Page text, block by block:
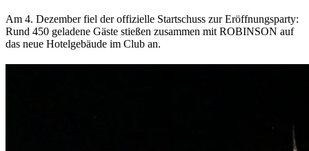
Am 4. Dezember fiel der offizielle Startschuss zur Eröffnungsparty:
Rund 450 geladene Gäste stießen zusammen mit ROBINSON auf
das neue Hotelgebäude im Club an.